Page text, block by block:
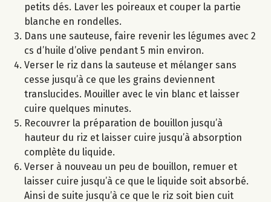
petits dés. Laver les poireaux et couper la partie
blanche en rondelles.
Dans une sauteuse, faire revenir les légumes avec 2
cs d’huile d’olive pendant 5 min environ.
Verser le riz dans la sauteuse et mélanger sans
cesse jusqu’à ce que les grains deviennent
translucides. Mouiller avec le vin blanc et laisser
cuire quelques minutes.
Recouvrer la préparation de bouillon jusqu’à
hauteur du riz et laisser cuire jusqu’à absorption
complète du liquide.
Verser à nouveau un peu de bouillon, remuer et
laisser cuire jusqu’à ce que le liquide soit absorbé.
Ainsi de suite jusqu’à ce que le riz soit bien cuit